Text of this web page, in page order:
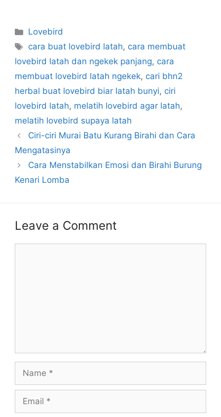
Categories
Lovebird
Tags
cara buat lovebird latah, cara membuat
lovebird latah dan ngekek panjang, cara
membuat lovebird latah ngekek, cari bhn2
herbal buat lovebird biar latah bunyi, ciri
lovebird latah, melatih lovebird agar latah,
melatih lovebird supaya latah
Ciri-ciri Murai Batu Kurang Birahi dan Cara
Mengatasinya
Cara Menstabilkan Emosi dan Birahi Burung
Kenari Lomba
Leave a Comment
Name
Email